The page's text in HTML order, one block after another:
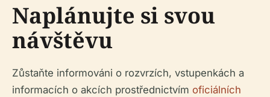
Naplánujte si svou
návštěvu
Zůstaňte informováni o rozvrzích, vstupenkách a
informacích o akcích prostřednictvím oficiálních